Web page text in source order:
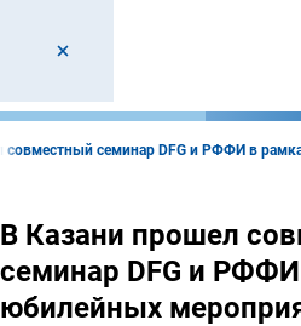
совместный семинар DFG и РФФИ в
В Казани прошел
семинар DFG и
юбилейных